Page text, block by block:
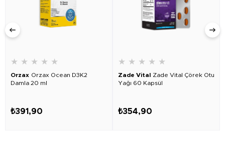
★ ★ ★ ★ ★
Orzax Orzax Ocean D3K2
Damla 20 ml
₺391,90
★ ★ ★ ★ ★
Zade Vital Zade Vital Çörek Otu
Yağı 60 Kapsül
₺354,90